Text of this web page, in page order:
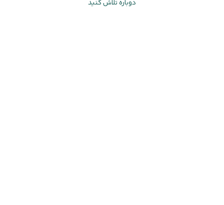
دوباره تلاش کنید